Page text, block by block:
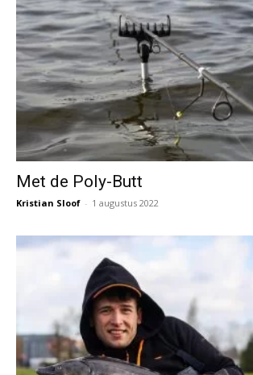
Met de Poly-Butt
Kristian Sloof - 1 augustus 2022